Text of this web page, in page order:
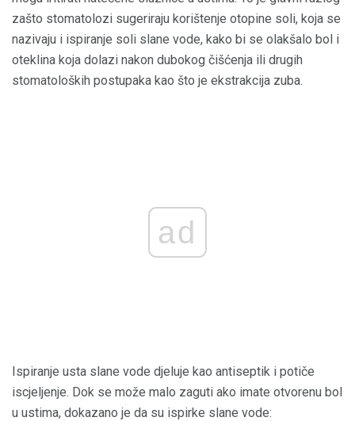
zašto stomatolozi sugeriraju korištenje otopine soli, koja se
nazivaju i ispiranje soli slane vode, kako bi se olakšalo bol i
oteklina koja dolazi nakon dubokog čišćenja ili drugih
stomatoloških postupaka kao što je ekstrakcija zuba.
ad
Ispiranje usta slane vode djeluje kao antiseptik i potiče
iscjeljenje. Dok se može malo zaguti ako imate otvorenu bol
u ustima, dokazano je da su ispirke slane vode: